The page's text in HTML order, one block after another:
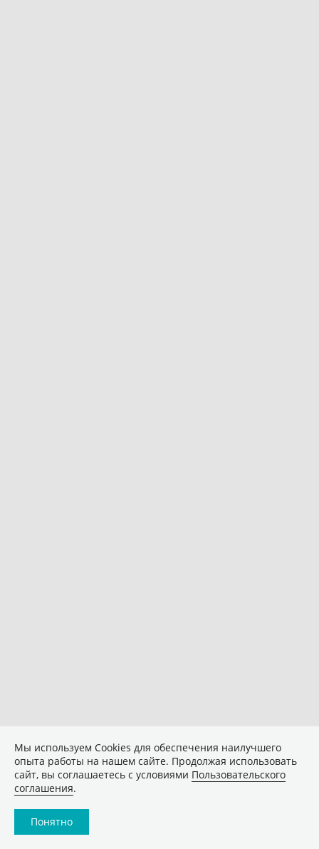
Мы используем Сookies для обеспечения наилучшего
опыта работы на нашем сайте. Продолжая использовать
сайт, вы соглашаетесь с условиями Пользовательского
соглашения.
Понятно